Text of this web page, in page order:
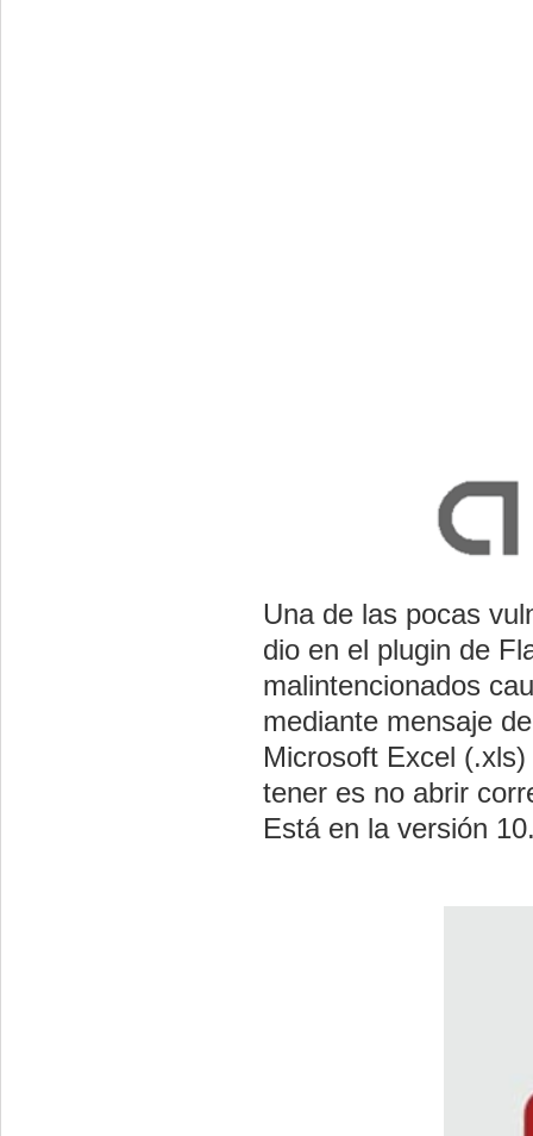
Una de las pocas
dio en el plugin de
malintencionados
mediante mensaje
Microsoft Excel
tener es no abrir
Está en la versión